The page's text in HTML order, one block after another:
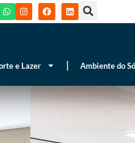
e Lazer Ambiente do